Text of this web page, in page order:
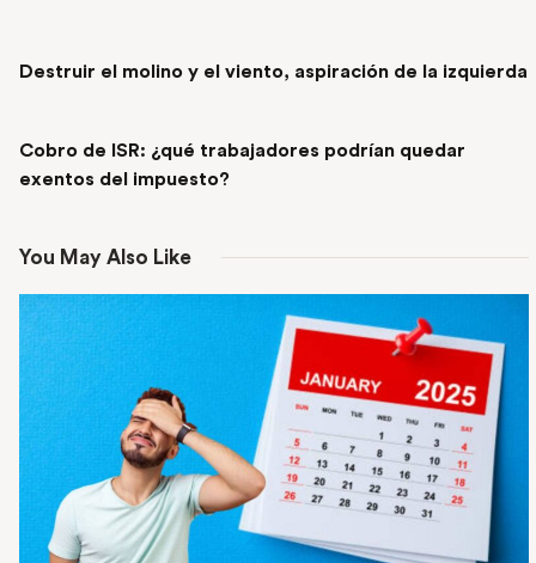
Destruir el molino y el viento, aspiración de la izquierda
Cobro de ISR: ¿qué trabajadores podrían quedar
exentos del impuesto?
You May Also Like